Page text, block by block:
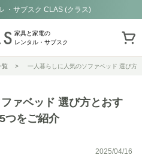
・サブスク CLAS (クラス)
家具と家電の
レンタル・サブスク
覧 一人暮らしに人気のソファベッド 選び方
ァベッド 選び方とおす
つをご紹介
2025/04/16